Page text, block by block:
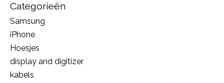
Categorieën
Samsung
iPhone
Hoesjes
display and digitizer
kabels